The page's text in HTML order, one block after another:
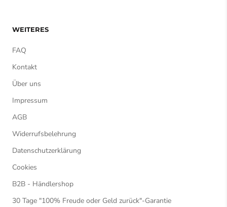
WEITERES
FAQ
Kontakt
Über uns
Impressum
AGB
Widerrufsbelehrung
Datenschutzerklärung
Cookies
B2B - Händlershop
30 Tage "100% Freude oder Geld zurück"-Garantie